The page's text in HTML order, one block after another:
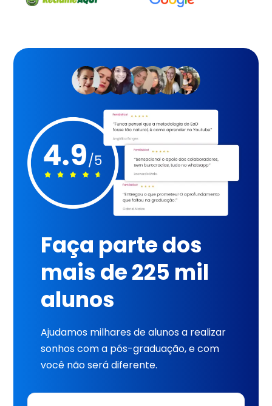
Faça parte dos
mais de 225 mil
alunos
Ajudamos milhares de alunos a realizar
sonhos com a pós-graduação, e com
você não será diferente.